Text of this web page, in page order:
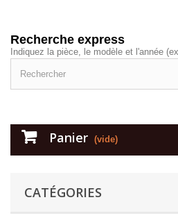
Recherche express
Indiquez la pièce, le modèle et l'année
Panier (vide)
CATÉGORIES